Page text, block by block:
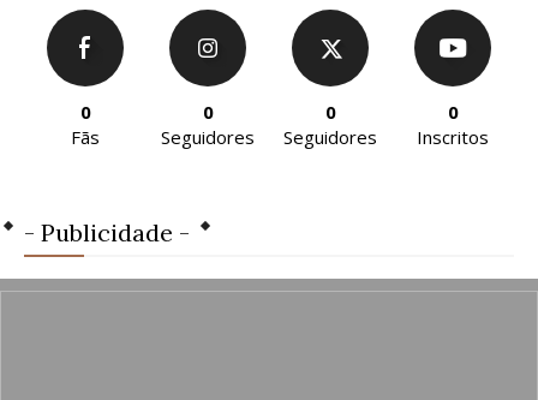
0
Fãs
0
Seguidores
0
Seguidores
0
Inscritos
- Publicidade -